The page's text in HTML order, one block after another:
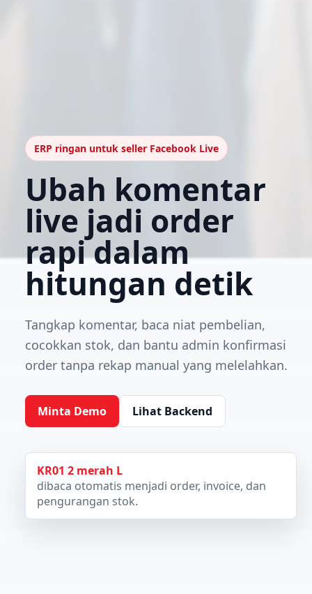
ERP ringan untuk seller Facebook Live
Ubah komentar
live jadi order
rapi dalam
hitungan detik
Tangkap komentar, baca niat pembelian,
cocokkan stok, dan bantu admin konfirmasi
order tanpa rekap manual yang melelahkan.
Minta Demo Lihat Backend
KR01 2 merah L
dibaca otomatis menjadi order, invoice, dan
pengurangan stok.